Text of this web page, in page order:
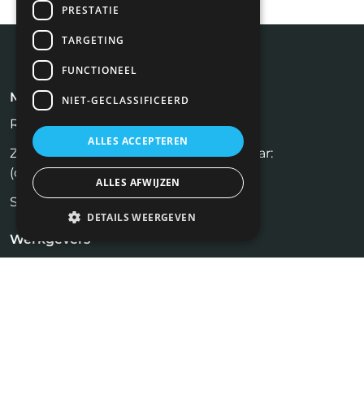
Meest recente blogs
Rijksvastgoedbedrijf (RVB)
Zelf een huis verkopen zonder makelaar:
(on)realistisch?
Social media recruitment.
Werkgevers
PRESTATIE
TARGETING
FUNCTIONEEL
NIET-GECLASSIFICEERD
ALLES ACCEPTEREN
ALLES AFWIJZEN
DETAILS WEERGEVEN